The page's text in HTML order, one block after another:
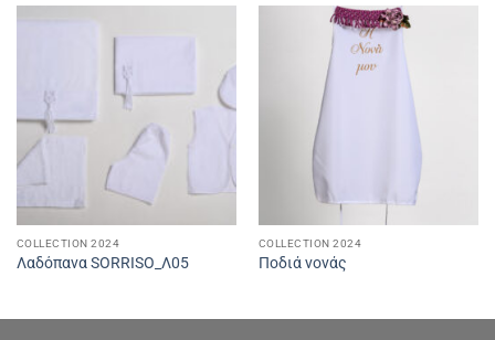
COLLECTION 2024
Λαδόπανα SORRISO_Λ05
COLLECTION 2024
Ποδιά νονάς